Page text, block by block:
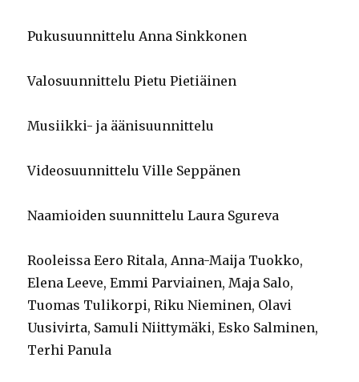
Pukusuunnittelu Anna Sinkkonen
Valosuunnittelu Pietu Pietiäinen
Musiikki- ja äänisuunnittelu
Videosuunnittelu Ville Seppänen
Naamioiden suunnittelu Laura Sgureva
Rooleissa Eero Ritala, Anna-Maija Tuokko,
Elena Leeve, Emmi Parviainen, Maja Salo,
Tuomas Tulikorpi, Riku Nieminen, Olavi
Uusivirta, Samuli Niittymäki, Esko Salminen,
Terhi Panula